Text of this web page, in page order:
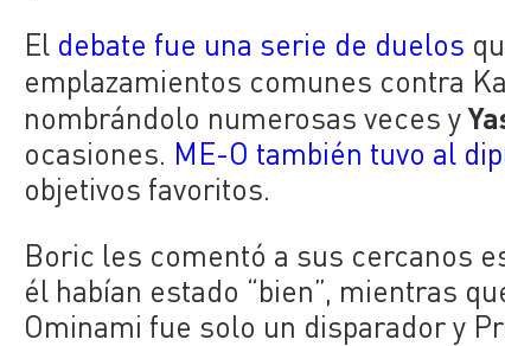
El debate fue una serie de duelos
emplazamientos comunes contra
nombrándolo numerosas veces y
ocasiones. ME-O también tuvo al
objetivos favoritos.
Boric les comentó a sus cercanos
él habían estado “bien”, mientras
Ominami fue solo un disparador y